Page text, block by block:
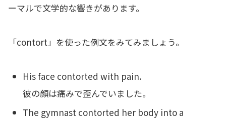
ーマルで文学的な響きがあります。
「contort」を使った例文をみてみましょう。
His face contorted with pain.
彼の顔は痛みで歪んでいました。
The gymnast contorted her body into a